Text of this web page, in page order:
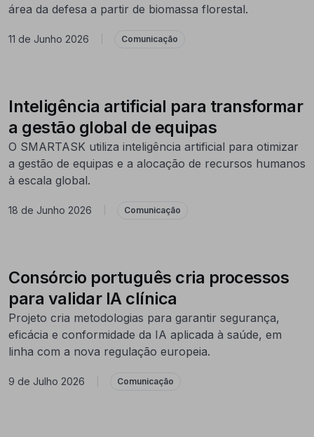
área da defesa a partir de biomassa florestal.
11 de Junho 2026 Comunicação
Inteligência artificial para transformar
a gestão global de equipas
O SMARTASK utiliza inteligência artificial para otimizar
a gestão de equipas e a alocação de recursos humanos
à escala global.
18 de Junho 2026 Comunicação
Consórcio português cria processos
para validar IA clínica
Projeto cria metodologias para garantir segurança,
eficácia e conformidade da IA aplicada à saúde, em
linha com a nova regulação europeia.
9 de Julho 2026 Comunicação